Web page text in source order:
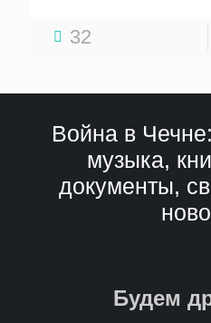
32
Война в
музыка,
документы,
Будем